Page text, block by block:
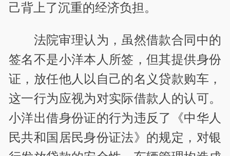
己背上了沉重的经济负担。
法院审理认为，虽然借款合同中的
签名不是小洋本人所签，但其提供身份
证，放任他人以自己的名义贷款购车，
这一行为应视为对实际借款人的认可。
小洋出借身份证的行为违反了《中华人
民共和国居民身份证法》的规定，对银